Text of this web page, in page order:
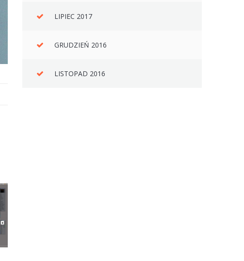
LIPIEC 2017
GRUDZIEŃ 2016
LISTOPAD 2016